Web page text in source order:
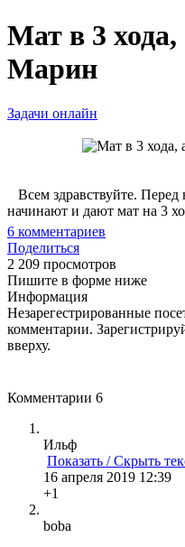
Мат в 3 хода,
Марин
Задачи онлайн
Всем здравствуйте.
начинают и дают мат на 3
6 комментариев
Поделиться
2 209 просмотров
Пишите в форме ниже
Информация
Незарегестрированные
комментарии.
вверху.
Комментарии 6
Ильф
Показать / Скрыть
16 апреля 2019 12:39
+1
boba